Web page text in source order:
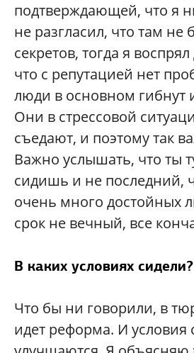
подтверждающей, что я
не разгласил, что там не
секретов, тогда я
что с репутацией нет
люди в основном гибнут
Они в стрессовой
съедают, и поэтому так
Важно услышать, что ты
сидишь и не последний,
очень много достойных
срок не вечный, все
В каких условиях сидели?
Что бы ни говорили, в
идет реформа. И условия